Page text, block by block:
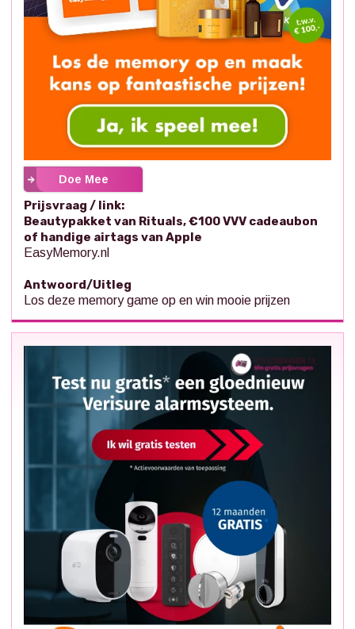
Doe Mee
Prijsvraag / link:
Beautypakket van Rituals, €100 VVV cadeaubon
of handige airtags van Apple
EasyMemory.nl
Antwoord/Uitleg
Los deze memory game op en win mooie prijzen